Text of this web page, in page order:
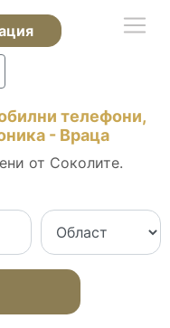
телефони,
- Враца
от Соколите.